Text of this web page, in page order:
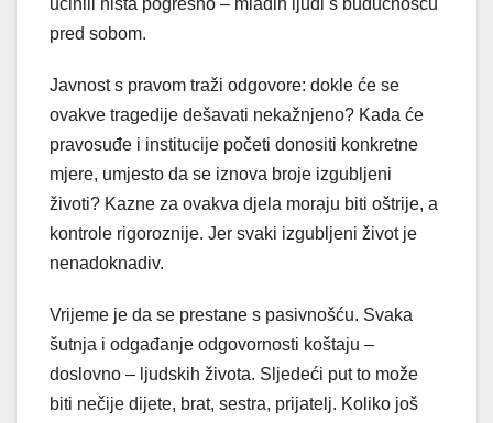
učinili ništa pogrešno – mladih ljudi s budućnošću
pred sobom.
Javnost s pravom traži odgovore: dokle će se
ovakve tragedije dešavati nekažnjeno? Kada će
pravosuđe i institucije početi donositi konkretne
mjere, umjesto da se iznova broje izgubljeni
životi? Kazne za ovakva djela moraju biti oštrije, a
kontrole rigoroznije. Jer svaki izgubljeni život je
nenadoknadiv.
Vrijeme je da se prestane s pasivnošću. Svaka
šutnja i odgađanje odgovornosti koštaju –
doslovno – ljudskih života. Sljedeći put to može
biti nečije dijete, brat, sestra, prijatelj. Koliko još